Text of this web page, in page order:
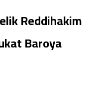
Reddihakim
Baroya